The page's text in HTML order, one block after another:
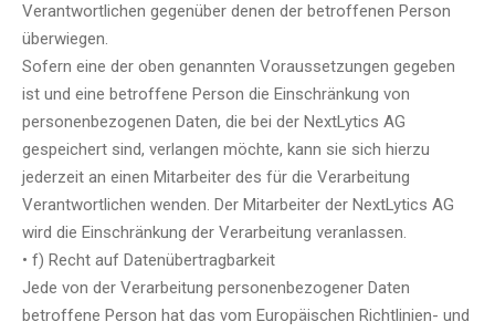
Verantwortlichen gegenüber denen der betroffenen Person
überwiegen.
Sofern eine der oben genannten Voraussetzungen gegeben
ist und eine betroffene Person die Einschränkung von
personenbezogenen Daten, die bei der NextLytics AG
gespeichert sind, verlangen möchte, kann sie sich hierzu
jederzeit an einen Mitarbeiter des für die Verarbeitung
Verantwortlichen wenden. Der Mitarbeiter der NextLytics AG
wird die Einschränkung der Verarbeitung veranlassen.
• f) Recht auf Datenübertragbarkeit
Jede von der Verarbeitung personenbezogener Daten
betroffene Person hat das vom Europäischen Richtlinien- und